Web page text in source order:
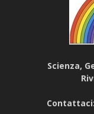
Scienza,
Contattaci: